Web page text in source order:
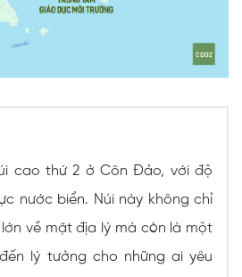
cao thứ 2 ở Côn Đảo, với độ
nước biển. Núi này không chỉ
về mặt địa lý mà còn là một
lý tưởng cho những ai yêu